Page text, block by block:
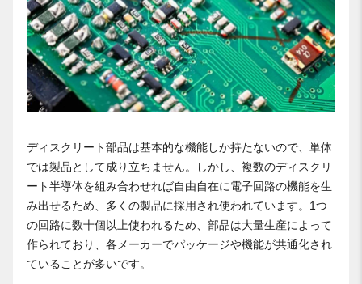
ディスクリート部品は基本的な機能しか持たないので、単体
では製品として成り立ちません。しかし、複数のディスクリ
ート半導体を組み合わせれば自由自在に電子回路の機能を生
み出せるため、多くの製品に採用され使われています。1つ
の回路に数十個以上使われるため、部品は大量生産によって
作られており、各メーカーでパッケージや機能が共通化され
ていることが多いです。